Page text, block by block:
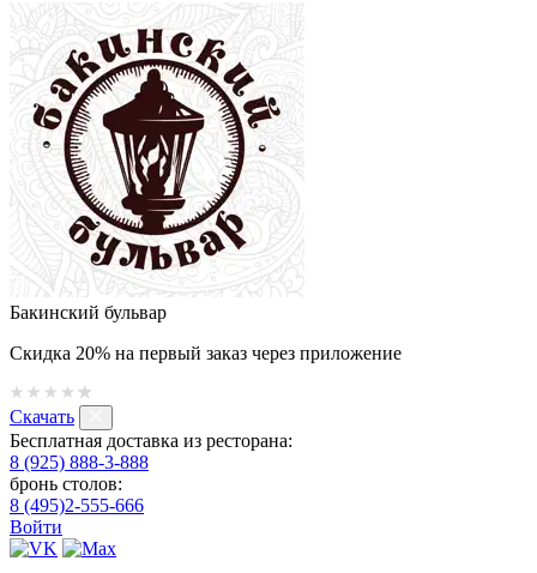
Бакинский бульвар
Скидка 20% на первый заказ через приложение
Скачать
Бесплатная доставка из ресторана:
8 (925) 888-3-888
бронь столов:
8 (495)2-555-666
Войти